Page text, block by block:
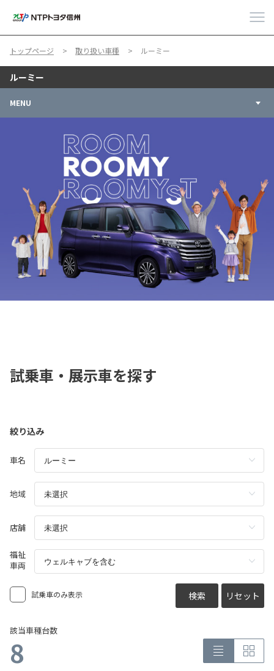
トップページ 取り扱い車種 ルーミー
ルーミー
MENU
試乗車・展示車を探す
絞り込み
車名
地域
店舗
福祉
車両
試乗車のみ表示 検索 リセット
該当車種台数
8